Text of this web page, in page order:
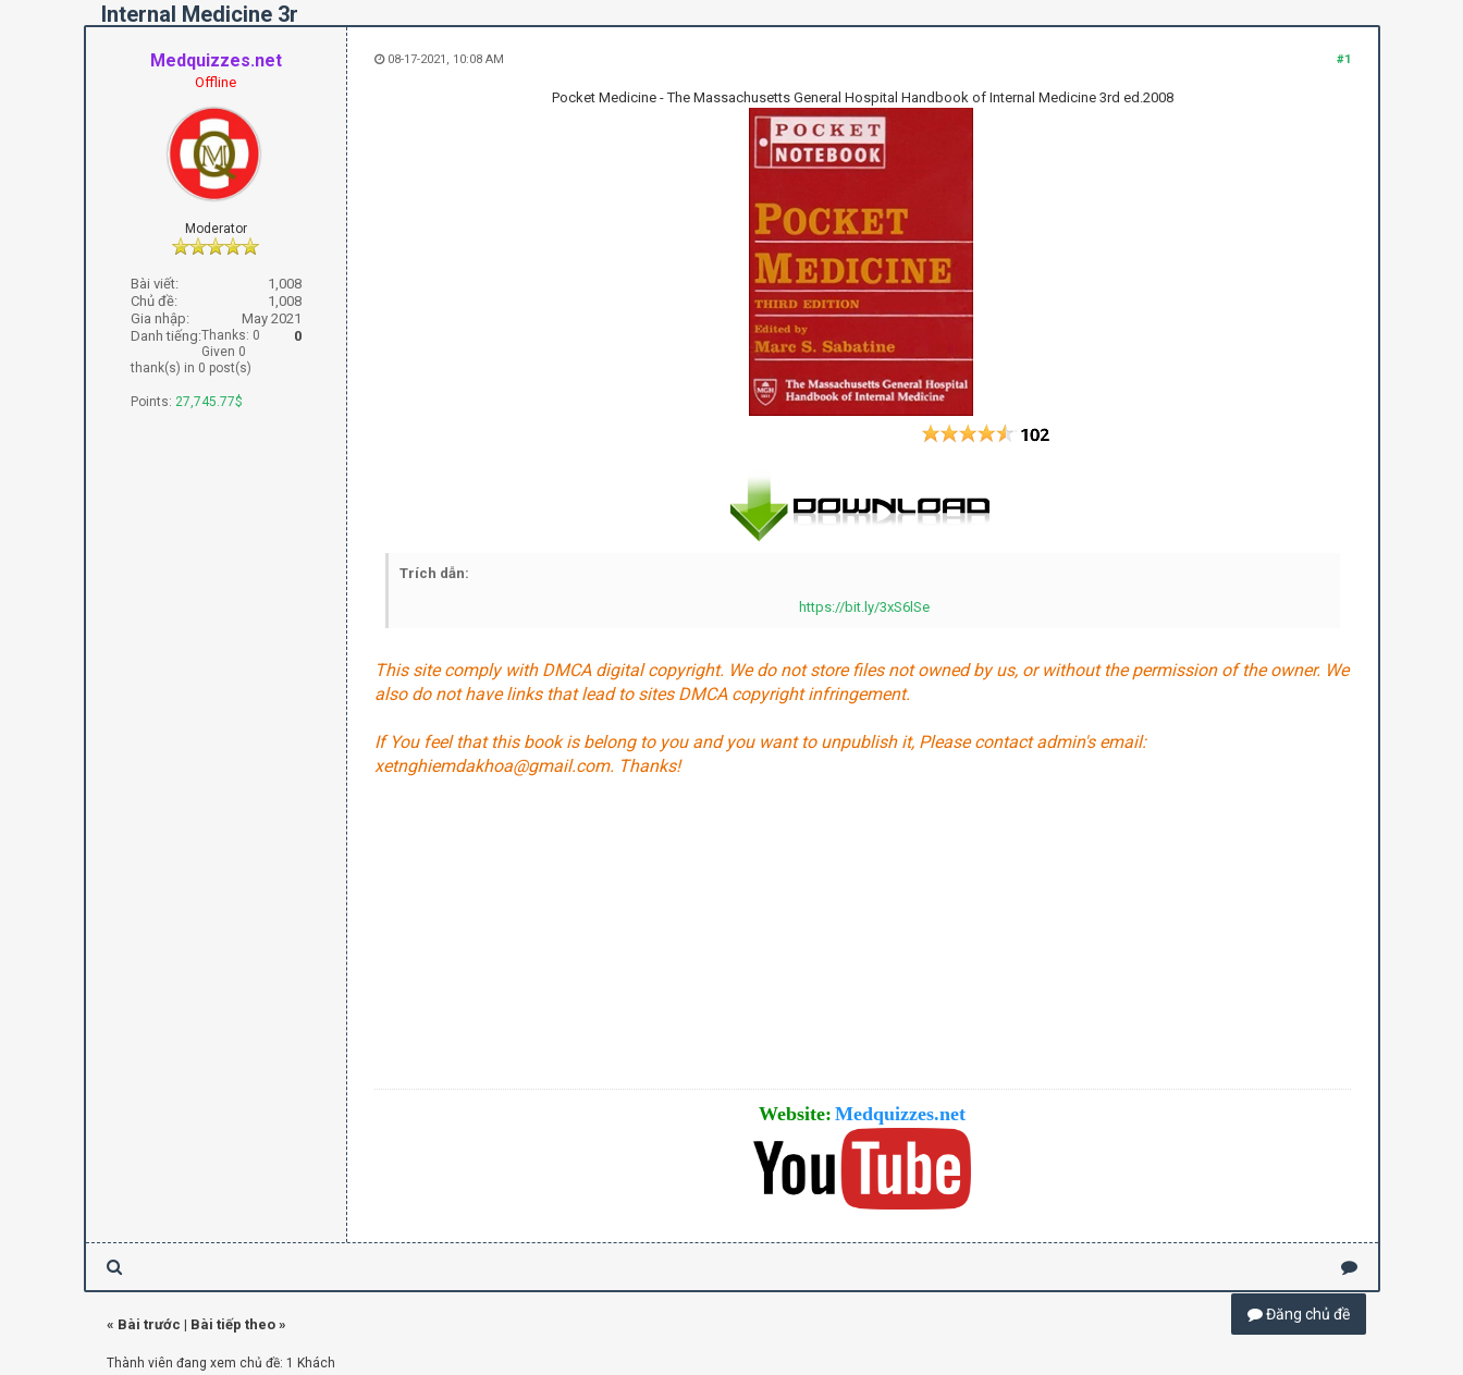
Internal Medicine 3r
Medquizzes.net
Offline
Moderator
Bài viết:
1,008
Chủ đề:
1,008
Gia nhập:
May 2021
Danh tiếng:
0
Thanks: 0
Given 0
thank(s) in 0 post(s)
Points: 27,745.77$
#1
08-17-2021, 10:08 AM
Pocket Medicine - The Massachusetts General Hospital Handbook of Internal Medicine 3rd ed.2008
Trích dẫn:
https://bit.ly/3xS6lSe
This site comply with DMCA digital copyright. We do not store files not owned by us, or without the permission of the owner. We
also do not have links that lead to sites DMCA copyright infringement.
If You feel that this book is belong to you and you want to unpublish it, Please contact admin's email:
xetnghiemdakhoa@gmail.com. Thanks!
Website: Medquizzes.net
Đăng chủ đề
« Bài trước | Bài tiếp theo»
Thành viên đang xem chủ đề: 1 Khách